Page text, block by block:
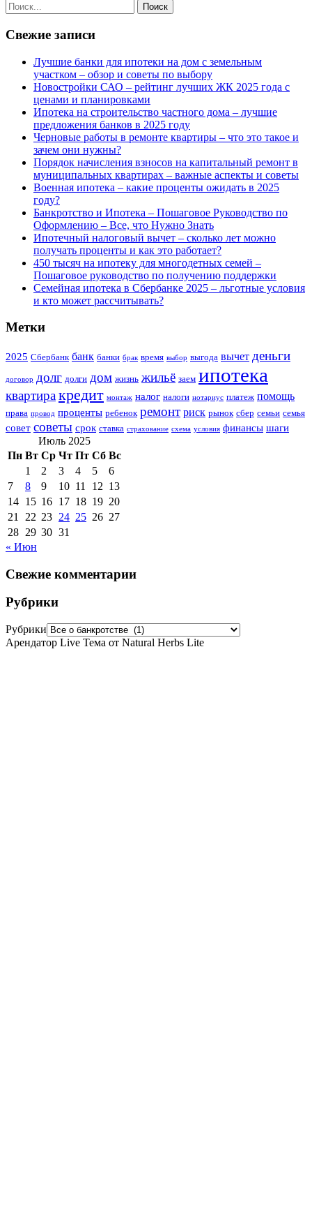
Свежие записи
Лучшие банки для ипотеки на дом с земельным
участком – обзор и советы по выбору
Новостройки САО – рейтинг лучших ЖК 2025 года с
ценами и планировками
Ипотека на строительство частного дома – лучшие
предложения банков в 2025 году
Черновые работы в ремонте квартиры – что это такое и
зачем они нужны?
Порядок начисления взносов на капитальный ремонт в
муниципальных квартирах – важные аспекты и советы
Военная ипотека – какие проценты ожидать в 2025
году?
Банкротство и Ипотека – Пошаговое Руководство по
Оформлению – Все, что Нужно Знать
Ипотечный налоговый вычет – сколько лет можно
получать проценты и как это работает?
450 тысяч на ипотеку для многодетных семей –
Пошаговое руководство по получению поддержки
Семейная ипотека в Сбербанке 2025 – льготные условия
и кто может рассчитывать?
Метки
2025 Сбербанк банк банки брак время выбор выгода вычет деньги
договор долг долги дом жизнь жильё заем ипотека
квартиракредит монтаж налог налоги нотариус платеж помощь
права провод проценты ребенок ремонт риск рынок сбер семьи семья
совет советы срок ставка страхование схема условия финансы шаги
Июль 2025
Пн Вт Ср Чт Пт Сб Вс
1
2 3 4 5
6
7
8 9 10 11 12 13
14 15 16 17 18 19 20
21
22 23 24 25 26 27
28 29 30 31
« Июн
Свежие комментарии
Рубрики
Рубрики
Арендатор Live Тема от Natural Herbs Lite